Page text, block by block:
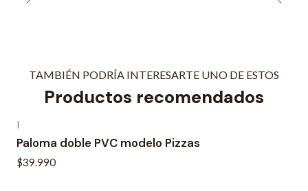
TAMBIÉN PODRÍA INTERESARTE UNO DE ESTOS
Productos recomendados
|
Paloma doble PVC modelo Pizzas
$39.990